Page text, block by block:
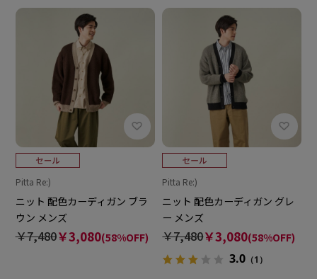
Pitta Re:)
ニット 配色カーディガン ブラ
ウン メンズ
￥7,480￥3,080(58%OFF)
Pitta Re:)
ニット 配色カーディガン グレ
ー メンズ
￥7,480￥3,080(58%OFF)
3.0 （1）